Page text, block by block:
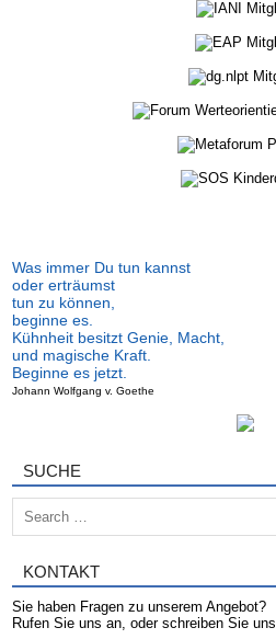
Was immer Du tun kannst
oder erträumst
tun zu können,
beginne es.
Kühnheit besitzt Genie, Macht,
und magische Kraft.
Beginne es jetzt.
Johann Wolfgang v. Goethe
SUCHE
KONTAKT
Sie haben Fragen zu unserem Angebot?
Rufen Sie uns an, oder schreiben Sie uns.